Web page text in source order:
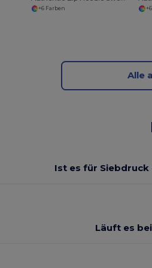
+6 Farben
Alle
Ist es für
Läuft es